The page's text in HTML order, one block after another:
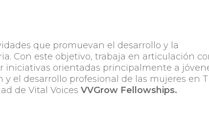
que promuevan el desarrollo y la
Con este objetivo, trabaja en articulación
iniciativas orientadas principalmente a
el desarrollo profesional de las mujeres en
de Vital VoicesVVGrow Fellowships.